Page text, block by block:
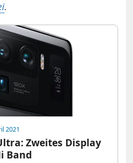
.
2021
Zweites Display
Band